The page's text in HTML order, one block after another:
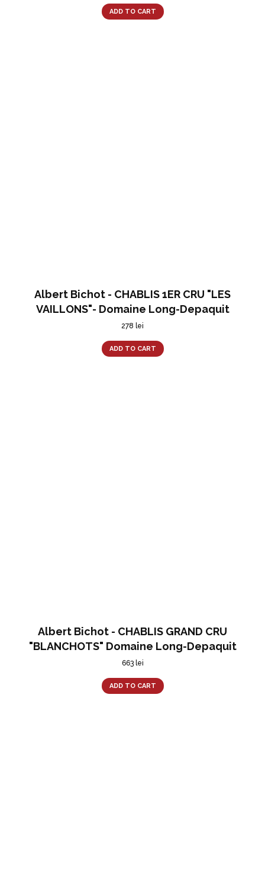
ADD TO CART
Albert Bichot - CHABLIS 1ER CRU "LES
VAILLONS"- Domaine Long-Depaquit
278 lei
ADD TO CART
Albert Bichot - CHABLIS GRAND CRU
"BLANCHOTS" Domaine Long-Depaquit
663 lei
ADD TO CART